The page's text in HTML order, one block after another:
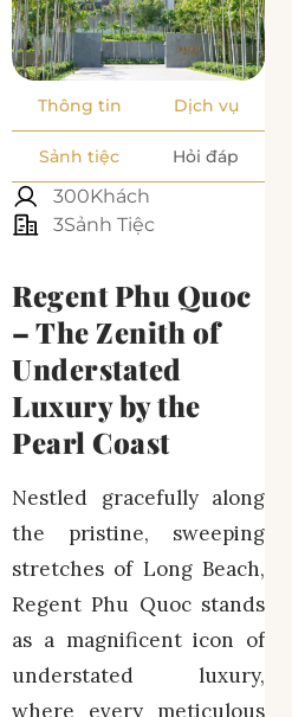
Thông tin Dịch vụ
Sảnh tiệc Hỏi đáp
300Khách
3Sảnh Tiệc
Regent Phu Quoc
– The Zenith of
Understated
Luxury by the
Pearl Coast
Nestled gracefully along
the pristine, sweeping
stretches of Long Beach,
Regent Phu Quoc stands
as a magnificent icon of
understated luxury,
where every meticulous